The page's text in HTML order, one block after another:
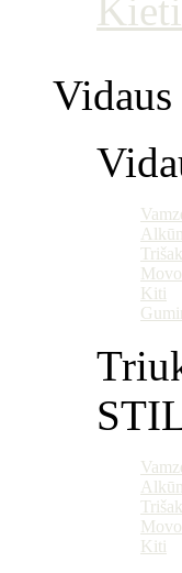
Kiti
Kiti